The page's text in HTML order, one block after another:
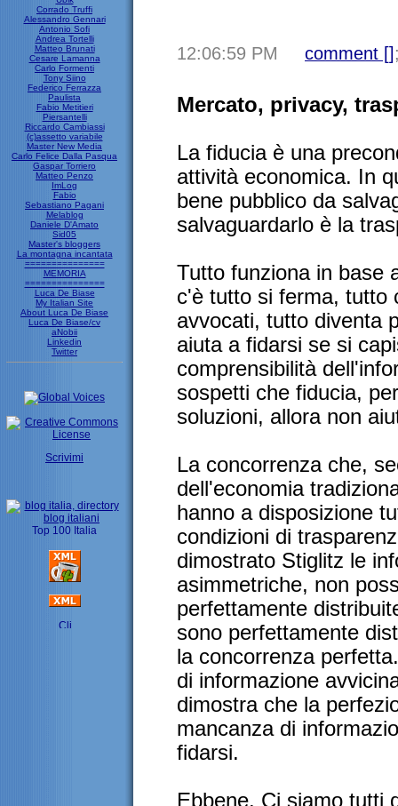
Corrado Truffi
Alessandro Gennari
Antonio Sofi
Andrea Tortelli
Matteo Brunati
Cesare Lamanna
Carlo Formenti
Tony Siino
Federico Ferrazza
Paulista
Fabio Metitieri
Piersantelli
Riccardo Cambiassi
(c)assetto variabile
Master New Media
Carlo Felice Dalla Pasqua
Gaspar Torriero
Matteo Penzo
ImLog
Fabio
Sebastiano Pagani
Melablog
Daniele D'Amato
Sid05
Master's bloggers
La montagna incantata
===============
MEMORIA
===============
Luca De Biase
My Italian Site
About Luca De Biase
Luca De Biase/cv
aNobii
Linkedin
Twitter
Scrivimi
12:06:59 PM comment []
Mercato, privacy,
La fiducia è una
attività economica. In
bene pubblico da
salvaguardarlo è la
Tutto funziona in base
c'è tutto si ferma, tutto
avvocati, tutto diventa
aiuta a fidarsi se si
comprensibilità
sospetti che fiducia,
soluzioni, allora non
La concorrenza che,
dell'economia
hanno a disposizione
condizioni di
dimostrato Stiglitz le
asimmetriche, non
perfettamente
sono perfettamente
la concorrenza
di informazione
dimostra che la
mancanza di
fidarsi.
Ebbene. Ci siamo tutti